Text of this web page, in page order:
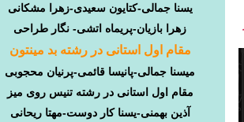
یسنا جمالی-کتایون سعیدی-زهرا مشکانی
زهرا بازیان-پریماه اتشی- نگار طراحی
مقام اول استانی در رشته بد مینتون
میسنا جمالی-پانیسا قائمی-پرنیان محجوبی
مقام اول استانی در رشته تنیس روی میز
آذین بهمنی-یسنا کار دوست-مهتا ریحانی